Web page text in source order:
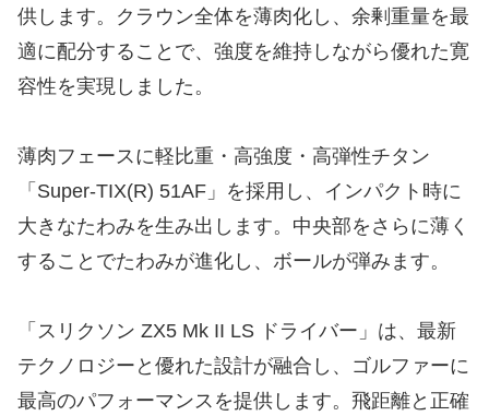
供します。クラウン全体を薄肉化し、余剰重量を最
適に配分することで、強度を維持しながら優れた寛
容性を実現しました。
薄肉フェースに軽比重・高強度・高弾性チタン
「Super-TIX(R) 51AF」を採用し、インパクト時に
大きなたわみを生み出します。中央部をさらに薄く
することでたわみが進化し、ボールが弾みます。
「スリクソン ZX5 Mk II LS ドライバー」は、最新
テクノロジーと優れた設計が融合し、ゴルファーに
最高のパフォーマンスを提供します。飛距離と正確